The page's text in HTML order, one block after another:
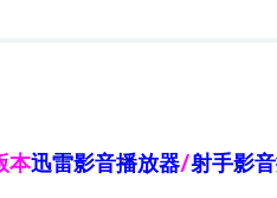
本迅雷影音播放器/射手影